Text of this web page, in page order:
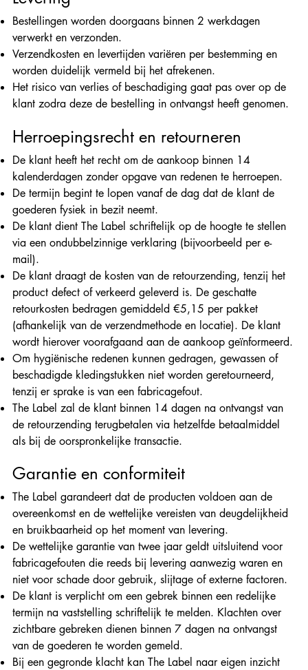
Bestellingen worden doorgaans binnen 2 werkdagen
verwerkt en verzonden.
Verzendkosten en levertijden variëren per bestemming en
worden duidelijk vermeld bij het afrekenen.
Het risico van verlies of beschadiging gaat pas over op de
klant zodra deze de bestelling in ontvangst heeft genomen.
Herroepingsrecht en retourneren
De klant heeft het recht om de aankoop binnen 14
kalenderdagen zonder opgave van redenen te herroepen.
De termijn begint te lopen vanaf de dag dat de klant de
goederen fysiek in bezit neemt.
De klant dient The Label schriftelijk op de hoogte te stellen
via een ondubbelzinnige verklaring (bijvoorbeeld per e-
mail).
De klant draagt de kosten van de retourzending, tenzij het
product defect of verkeerd geleverd is. De geschatte
retourkosten bedragen gemiddeld €5,15 per pakket
(afhankelijk van de verzendmethode en locatie). De klant
wordt hierover voorafgaand aan de aankoop geïnformeerd.
Om hygiënische redenen kunnen gedragen, gewassen of
beschadigde kledingstukken niet worden geretourneerd,
tenzij er sprake is van een fabricagefout.
The Label zal de klant binnen 14 dagen na ontvangst van
de retourzending terugbetalen via hetzelfde betaalmiddel
als bij de oorspronkelijke transactie.
Garantie en conformiteit
The Label garandeert dat de producten voldoen aan de
overeenkomst en de wettelijke vereisten van deugdelijkheid
en bruikbaarheid op het moment van levering.
De wettelijke garantie van twee jaar geldt uitsluitend voor
fabricagefouten die reeds bij levering aanwezig waren en
niet voor schade door gebruik, slijtage of externe factoren.
De klant is verplicht om een gebrek binnen een redelijke
termijn na vaststelling schriftelijk te melden. Klachten over
zichtbare gebreken dienen binnen 7 dagen na ontvangst
van de goederen te worden gemeld.
Bij een gegronde klacht kan The Label naar eigen inzicht